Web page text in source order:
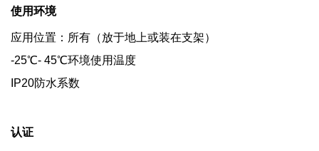
使用环境
应用位置：所有（放于地上或装在支架）
-25℃- 45℃环境使用温度
IP20防水系数
认证